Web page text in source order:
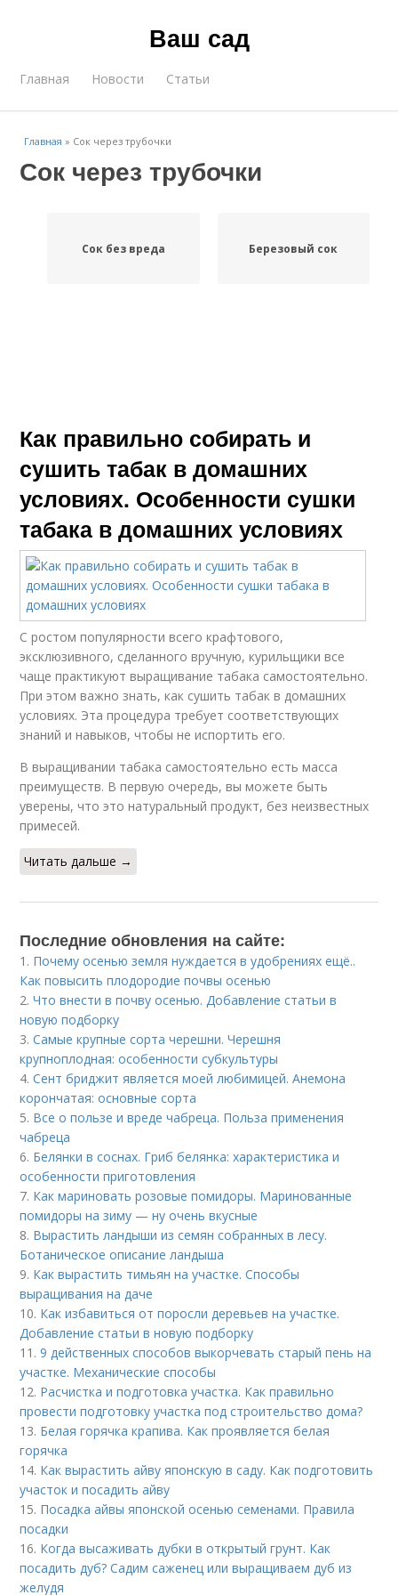
Ваш сад
Главная Новости Статьи
Главная » Сок через трубочки
Сок через трубочки
Сок без вреда Березовый сок
Как правильно собирать и
сушить табак в домашних
условиях. Особенности сушки
табака в домашних условиях
С ростом популярности всего крафтового,
эксклюзивного, сделанного вручную, курильщики все
чаще практикуют выращивание табака самостоятельно.
При этом важно знать, как сушить табак в домашних
условиях. Эта процедура требует соответствующих
знаний и навыков, чтобы не испортить его.
В выращивании табака самостоятельно есть масса
преимуществ. В первую очередь, вы можете быть
уверены, что это натуральный продукт, без неизвестных
примесей.
Читать дальше →
Последние обновления на сайте:
1. Почему осенью земля нуждается в удобрениях ещё..
Как повысить плодородие почвы осенью
2.Что внести в почву осенью. Добавление статьи в
новую подборку
3.Самые крупные сорта черешни. Черешня
крупноплодная: особенности субкультуры
4.Сент бриджит является моей любимицей. Анемона
корончатая: основные сорта
5. Все о пользе и вреде чабреца. Польза применения
чабреца
6. Белянки в соснах. Гриб белянка: характеристика и
особенности приготовления
7. Как мариновать розовые помидоры. Маринованные
помидоры на зиму — ну очень вкусные
8. Вырастить ландыши из семян собранных в лесу.
Ботаническое описание ландыша
9. Как вырастить тимьян на участке. Способы
выращивания на даче
10. Как избавиться от поросли деревьев на участке.
Добавление статьи в новую подборку
11.9 действенных способов выкорчевать старый пень на
участке. Механические способы
12. Расчистка и подготовка участка. Как правильно
провести подготовку участка под строительство дома?
13. Белая горячка крапива. Как проявляется белая
горячка
14. Как вырастить айву японскую в саду. Как подготовить
участок и посадить айву
15. Посадка айвы японской осенью семенами. Правила
посадки
16. Когда высаживать дубки в открытый грунт. Как
посадить дуб? Садим саженец или выращиваем дуб из
желудя